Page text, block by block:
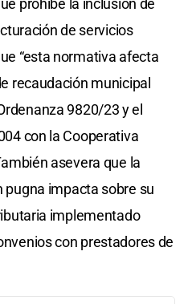
de servicios
“esta normativa afecta
recaudación municipal
9820/23 y el
con la Cooperativa
asevera que la
pugna impacta sobre su
implementado
con prestadores de